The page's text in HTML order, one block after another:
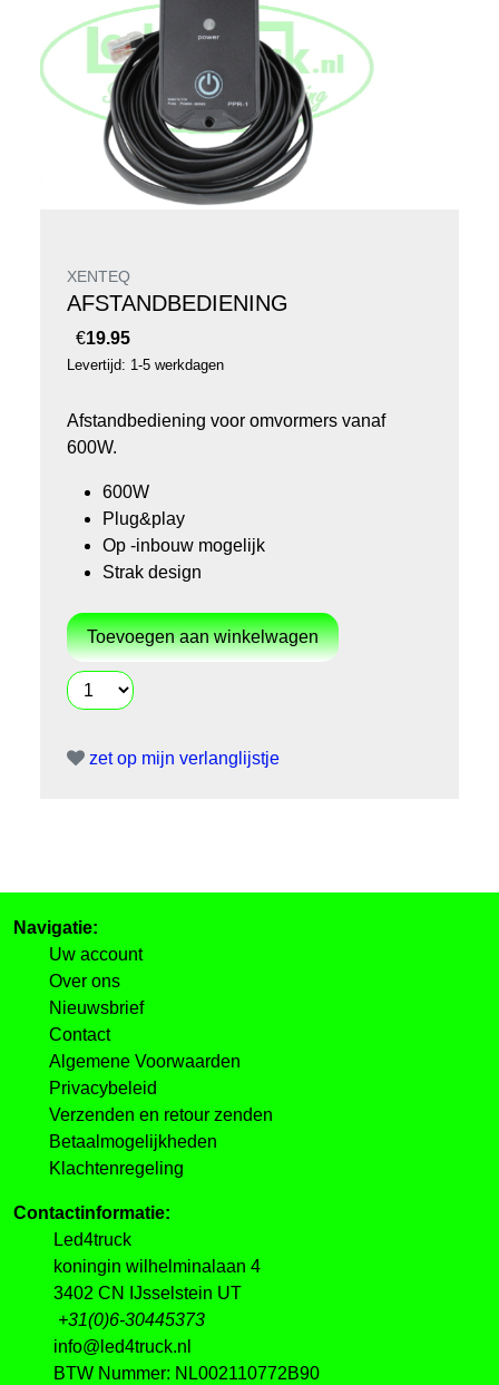
XENTEQ
AFSTANDBEDIENING
€19.95
Levertijd: 1-5 werkdagen
Afstandbediening voor omvormers vanaf
600W.
600W
Plug&play
Op -inbouw mogelijk
Strak design
zet op mijn verlanglijstje
Navigatie:
Uw account
Over ons
Nieuwsbrief
Contact
Algemene Voorwaarden
Privacybeleid
Verzenden en retour zenden
Betaalmogelijkheden
Klachtenregeling
Contactinformatie:
Led4truck
koningin wilhelminalaan 4
3402 CN IJsselstein UT
+31(0)6-30445373
info@led4truck.nl
BTW Nummer: NL002110772B90